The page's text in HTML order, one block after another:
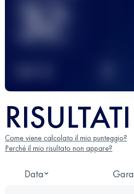
32
RISULTATI
Come viene calcolato il mio punteggio?
Perché il mio risultato non appare?
Data Gara